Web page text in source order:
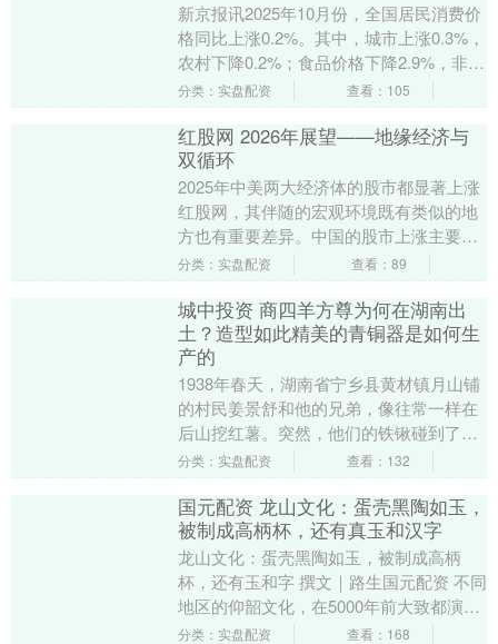
新京报讯2025年10月份，全国居民消费价
格同比上涨0.2%。其中，城市上涨0.3%，
农村下降0.2%；食品价格下降2.9%，非食
品价格上涨0.9%；消费品价格....
分类：实盘配资 查看：105
红股网 2026年展望——地缘经济与
双循环
2025年中美两大经济体的股市都显著上涨
红股网，其伴随的宏观环境既有类似的地
方也有重要差异。中国的股市上涨主要源
自风险溢价的下降，反映市场预期的改
分类：实盘配资 查看：89
城中投资 商四羊方尊为何在湖南出
土？造型如此精美的青铜器是如何生
产的
1938年春天，湖南省宁乡县黄材镇月山铺
的村民姜景舒和他的兄弟，像往常一样在
后山挖红薯。突然，他们的铁锹碰到了一
个硬物，掘开后发现那是一块带有铜绿的
分类：实盘配资 查看：132
国元配资 龙山文化：蛋壳黑陶如玉，
被制成高柄杯，还有真玉和汉字
龙山文化：蛋壳黑陶如玉，被制成高柄
杯，还有玉和字 撰文｜路生国元配资 不同
地区的仰韶文化，在5000年前大致都演变
成了龙山文化，而龙山文化则是夏商文明
分类：实盘配资 查看：168